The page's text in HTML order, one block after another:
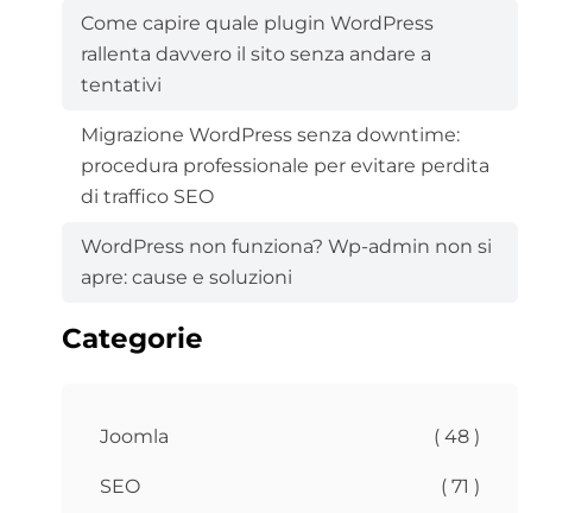
Come capire quale plugin WordPress
rallenta davvero il sito senza andare a
tentativi
Migrazione WordPress senza downtime:
procedura professionale per evitare perdita
di traffico SEO
WordPress non funziona? Wp-admin non si
apre: cause e soluzioni
Categorie
Joomla ( 48 )
SEO ( 71 )